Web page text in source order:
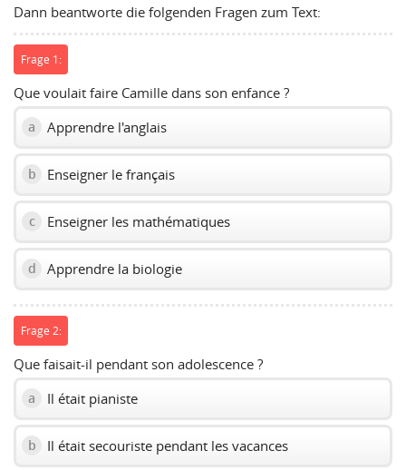
Dann beantworte die folgenden Fragen zum Text:
Frage 1:
Que voulait faire Camille dans son enfance ?
a Apprendre l'anglais
b Enseigner le français
c Enseigner les mathématiques
d Apprendre la biologie
Frage 2:
Que faisait-il pendant son adolescence ?
a Il était pianiste
b Il était secouriste pendant les vacances